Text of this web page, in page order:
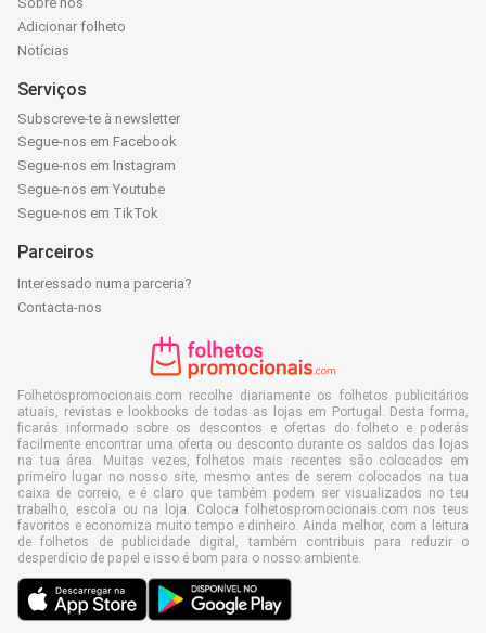
Adicionar folheto
Notícias
Serviços
Subscreve-te à newsletter
Segue-nos em Facebook
Segue-nos em Instagram
Segue-nos em Youtube
Segue-nos em TikTok
Parceiros
Interessado numa parceria?
Contacta-nos
Folhetospromocionais.com recolhe diariamente os folhetos publicitários
atuais, revistas e lookbooks de todas as lojas em Portugal. Desta forma,
ficarás informado sobre os descontos e ofertas do folheto e poderás
facilmente encontrar uma oferta ou desconto durante os saldos das lojas
na tua área. Muitas vezes, folhetos mais recentes são colocados em
primeiro lugar no nosso site, mesmo antes de serem colocados na tua
caixa de correio, e é claro que também podem ser visualizados no teu
trabalho, escola ou na loja. Coloca folhetospromocionais.com nos teus
favoritos e economiza muito tempo e dinheiro. Ainda melhor, com a leitura
de folhetos de publicidade digital, também contribuis para reduzir o
desperdício de papel e isso é bom para o nosso ambiente.